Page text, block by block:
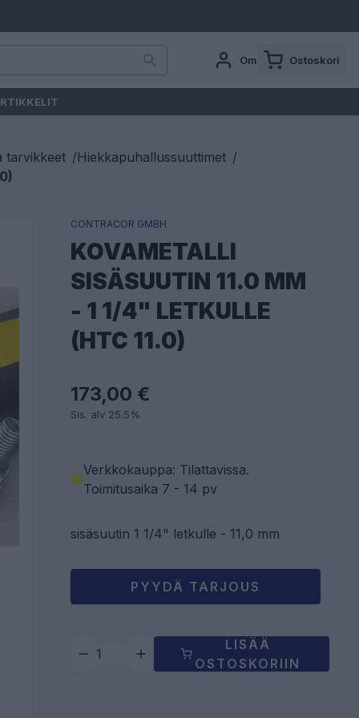
Oma tili Ostoskori
tarvikkeet /Hiekkapuhallussuuttimet /
CONTRACOR GMBH
KOVAMETALLI
SISÄSUUTIN 11.0 MM
- 1 1/4" LETKULLE
(HTC 11.0)
173,00 €
Sis. alv 25.5%
Verkkokauppa: Tilattavissa.
Toimitusaika 7 - 14 pv
sisäsuutin 1 1/4" letkulle - 11,0 mm
PYYDÄ TARJOUS
LISÄÄ
OSTOSKORIIN